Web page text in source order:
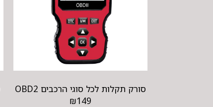
סורק תקלות לכל סוגי הרכבים OBD2
₪149